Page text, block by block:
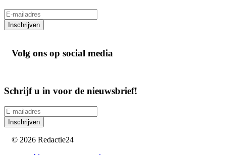
Inschrijven
Volg ons op social media
Schrijf u in voor de nieuwsbrief!
Inschrijven
© 2026 Redactie24